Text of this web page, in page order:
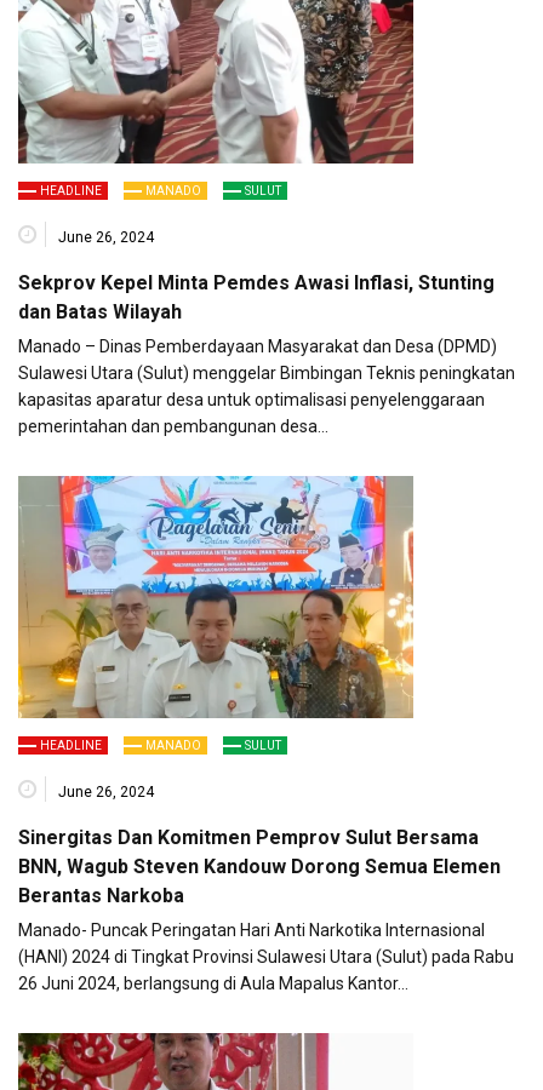
HEADLINE MANADO SULUT
June 26, 2024
Sekprov Kepel Minta Pemdes Awasi Inflasi, Stunting
dan Batas Wilayah
Manado – Dinas Pemberdayaan Masyarakat dan Desa (DPMD)
Sulawesi Utara (Sulut) menggelar Bimbingan Teknis peningkatan
kapasitas aparatur desa untuk optimalisasi penyelenggaraan
pemerintahan dan pembangunan desa…
HEADLINE MANADO SULUT
June 26, 2024
Sinergitas Dan Komitmen Pemprov Sulut Bersama
BNN, Wagub Steven Kandouw Dorong Semua Elemen
Berantas Narkoba
Manado- Puncak Peringatan Hari Anti Narkotika Internasional
(HANI) 2024 di Tingkat Provinsi Sulawesi Utara (Sulut) pada Rabu
26 Juni 2024, berlangsung di Aula Mapalus Kantor…